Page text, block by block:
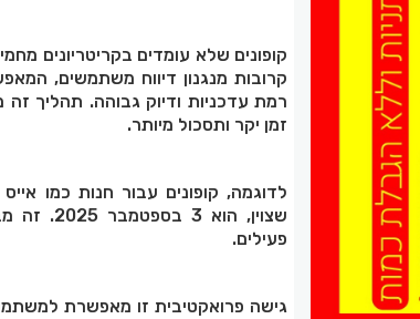
קופונים שלא עומדים בקריטריונים
קרובות מנגנון דיווח משתמשים,
רמת עדכניות ודיוק גבוהה. תהליך
זמן יקר ותסכול מיותר.
לדוגמה, קופונים עבור חנות כמו
שצוין,
פעילים.
גישה פרואקטיבית זו מאפשרת